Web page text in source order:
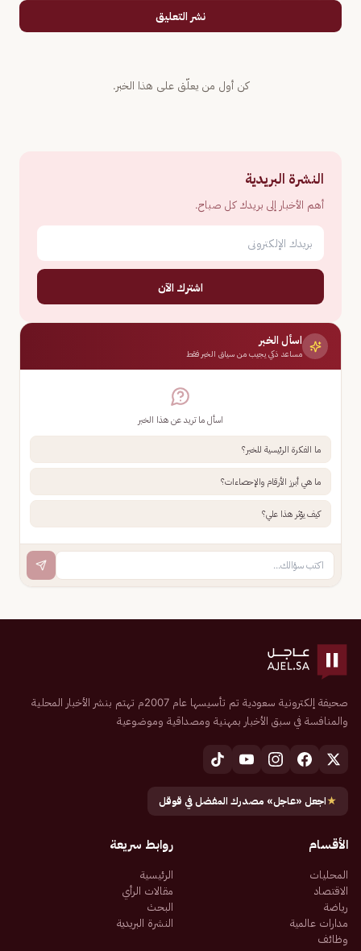
نشر التعليق
كن أول من يعلّق على هذا الخبر.
النشرة البريدية
أهم الأخبار إلى بريدك كل صباح.
اشترك الآن
اسأل الخبر
مساعد ذكي يجيب من سياق الخبر فقط
اسأل ما تريد عن هذا الخبر
ما الفكرة الرئيسية للخبر؟
ما هي أبرز الأرقام والإحصاءات؟
كيف يؤثر هذا علي؟
صحيفة إلكترونية سعودية تم تأسيسها عام 2007م تهتم بنشر الأخبار المحلية
والمنافسة في سبق الأخبار بمهنية ومصداقية وموضوعية
★اجعل «عاجل» مصدرك المفضل في قوقل
الأقسام
المحليات
الاقتصاد
رياضة
مدارات عالمية
وظائف
روابط سريعة
الرئيسية
مقالات الرأي
البحث
النشرة البريدية